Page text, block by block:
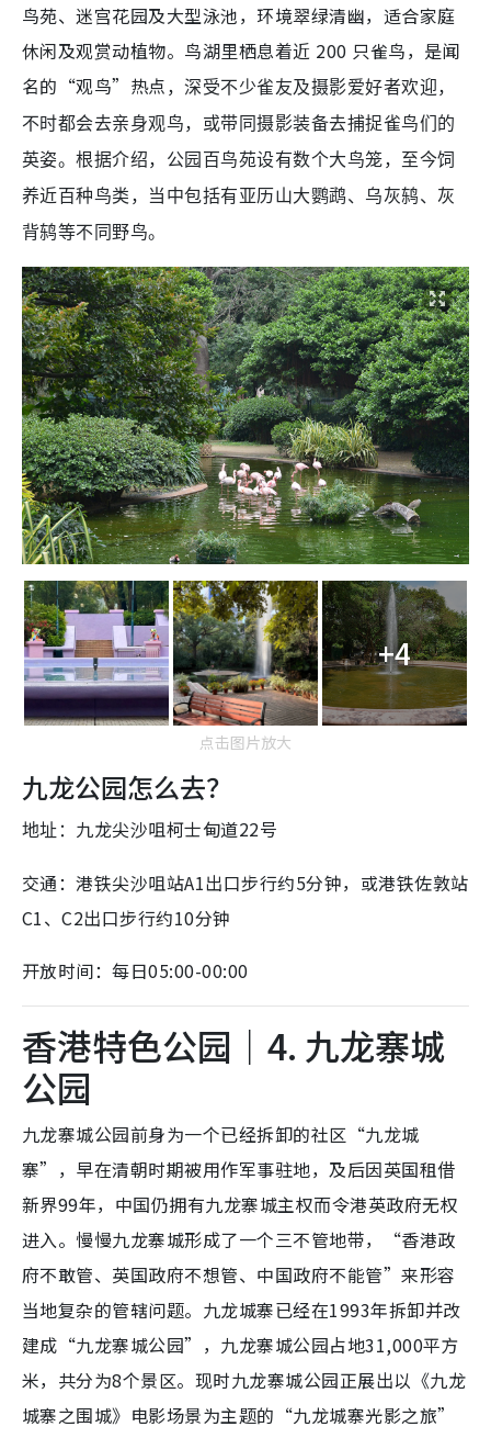
鸟苑、迷宫花园及大型泳池，环境翠绿清幽，适合家庭
休闲及观赏动植物。鸟湖里栖息着近 200 只雀鸟，是闻
名的“观鸟”热点 ，深受不少雀友及摄影爱好者欢迎，
不时都会去亲身观鸟，或带同摄影装备去捕捉雀鸟们的
英姿。根据介绍，公园百鸟苑设有数个大鸟笼，至今饲
养近百种鸟类，当中包括有亚历山大鹦鹉、乌灰鸫、灰
背鸫等不同野鸟。
+4
点击图片放大
九龙公园怎么去？
地址： 九龙尖沙咀柯士甸道22号
交通：港铁尖沙咀站A1出口步行约5分钟，或港铁佐敦站
C1、C2出口步行约10分钟
开放时间：每日05:00-00:00
香港特色公园｜4. 九龙寨城
公园
九龙寨城公园前身为一个已经拆卸的社区“九龙城
寨”，早在清朝时期被用作军事驻地，及后因英国租借
新界99年，中国仍拥有九龙寨城主权而令港英政府无权
进入。慢慢九龙寨城形成了一个三不管地带，“香港政
府不敢管、英国政府不想管、中国政府不能管”来形容
当地复杂的管辖问题。九龙城寨已经在1993年拆卸并改
建成“九龙寨城公园”，九龙寨城公园占地31,000平方
米，共分为8个景区。现时九龙寨城公园正展出以《九龙
城寨之围城》电影场景为主题的“九龙城寨光影之旅”